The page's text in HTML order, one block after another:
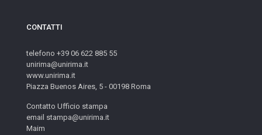
CONTATTI
telefono +39 06 622 885 55
unirima@unirima.it
www.unirima.it
Piazza Buenos Aires, 5 - 00198 Roma
Contatto Ufficio stampa
email stampa@unirima.it
Maim